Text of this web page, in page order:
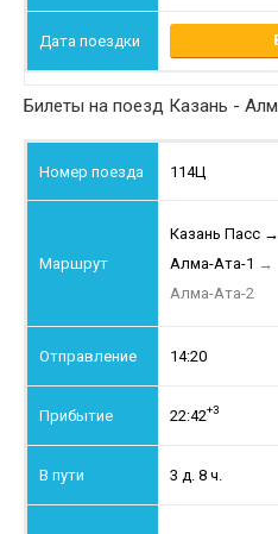
Билеты на поезд Казань -
114Ц
Казань Пасс →
Алма-Ата-1 →
Алма-Ата-2
14:20
22:42+3
3 д. 8 ч.